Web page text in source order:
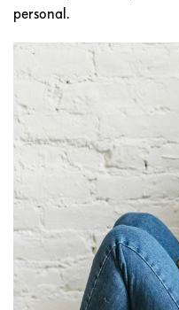
personal.